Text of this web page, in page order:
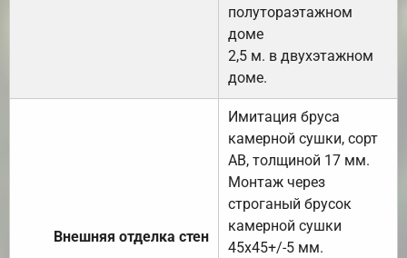
полутораэтажном
доме
2,5 м. в двухэтажном
доме.
Внешняя отделка стен
Имитация бруса
камерной сушки, сорт
АВ, толщиной 17 мм.
Монтаж через
строганый брусок
камерной сушки
45х45+/-5 мм.